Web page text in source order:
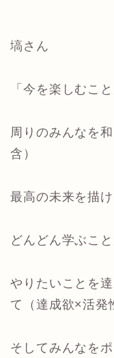
塙さん
「今を楽しむこ
周りのみんなを
含）
最高の未来を描
どんどん学ぶこ
やりたいことを
て（達成欲×活発
そしてみんなを